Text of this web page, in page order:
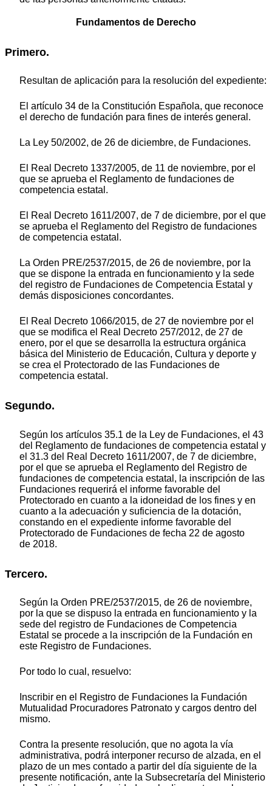
Fundamentos de Derecho
Primero.
Resultan de aplicación para la resolución del expediente:
El artículo 34 de la Constitución Española, que reconoce
el derecho de fundación para fines de interés general.
La Ley 50/2002, de 26 de diciembre, de Fundaciones.
El Real Decreto 1337/2005, de 11 de noviembre, por el
que se aprueba el Reglamento de fundaciones de
competencia estatal.
El Real Decreto 1611/2007, de 7 de diciembre, por el que
se aprueba el Reglamento del Registro de fundaciones
de competencia estatal.
La Orden PRE/2537/2015, de 26 de noviembre, por la
que se dispone la entrada en funcionamiento y la sede
del registro de Fundaciones de Competencia Estatal y
demás disposiciones concordantes.
El Real Decreto 1066/2015, de 27 de noviembre por el
que se modifica el Real Decreto 257/2012, de 27 de
enero, por el que se desarrolla la estructura orgánica
básica del Ministerio de Educación, Cultura y deporte y
se crea el Protectorado de las Fundaciones de
competencia estatal.
Segundo.
Según los artículos 35.1 de la Ley de Fundaciones, el 43
del Reglamento de fundaciones de competencia estatal y
el 31.3 del Real Decreto 1611/2007, de 7 de diciembre,
por el que se aprueba el Reglamento del Registro de
fundaciones de competencia estatal, la inscripción de las
Fundaciones requerirá el informe favorable del
Protectorado en cuanto a la idoneidad de los fines y en
cuanto a la adecuación y suficiencia de la dotación,
constando en el expediente informe favorable del
Protectorado de Fundaciones de fecha 22 de agosto
de 2018.
Tercero.
Según la Orden PRE/2537/2015, de 26 de noviembre,
por la que se dispuso la entrada en funcionamiento y la
sede del registro de Fundaciones de Competencia
Estatal se procede a la inscripción de la Fundación en
este Registro de Fundaciones.
Por todo lo cual, resuelvo:
Inscribir en el Registro de Fundaciones la Fundación
Mutualidad Procuradores Patronato y cargos dentro del
mismo.
Contra la presente resolución, que no agota la vía
administrativa, podrá interponer recurso de alzada, en el
plazo de un mes contado a partir del día siguiente de la
presente notificación, ante la Subsecretaría del Ministerio